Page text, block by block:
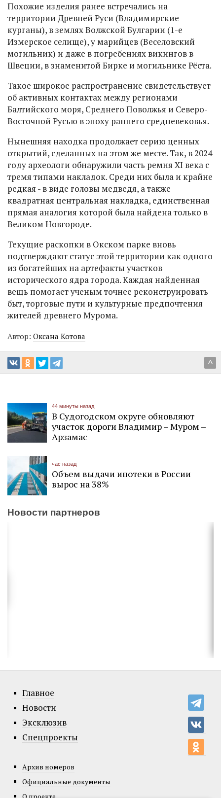
Похожие изделия ранее встречались на
территории Древней Руси (Владимирские
курганы), в землях Волжской Булгарии (1-е
Измерское селище), у марийцев (Веселовский
могильник) и даже в погребениях викингов в
Швеции, в знаменитой Бирке и могильнике Рёста.
Такое широкое распространение свидетельствует
об активных контактах между регионами
Балтийского моря, Среднего Поволжья и Северо-
Восточной Русью в эпоху раннего средневековья.
Нынешняя находка продолжает серию ценных
открытий, сделанных на этом же месте. Так, в 2024
году археологи обнаружили часть ремня XI века с
тремя типами накладок. Среди них была и крайне
редкая - в виде головы медведя, а также
квадратная центральная накладка, единственная
прямая аналогия которой была найдена только в
Великом Новгороде.
Текущие раскопки в Окском парке вновь
подтверждают статус этой территории как одного
из богатейших на артефакты участков
исторического ядра города. Каждая найденная
вещь помогает ученым точнее реконструировать
быт, торговые пути и культурные предпочтения
жителей древнего Мурома.
Автор: Оксана Котова
^
44 минуты назад
В Судогодском округе обновляют
участок дороги Владимир – Муром –
Арзамас
час назад
Объем выдачи ипотеки в России
вырос на 38%
Новости партнеров
Главное
Новости
Эксклюзив
Спецпроекты
Архив номеров
Официальные документы